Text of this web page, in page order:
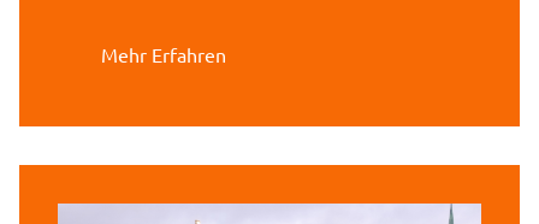
Mehr Erfahren